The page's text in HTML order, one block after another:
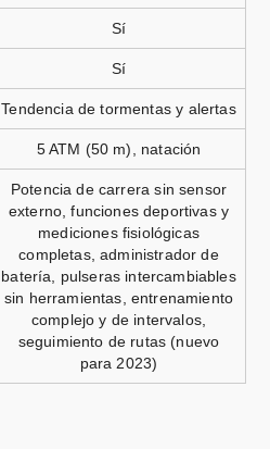
Sí
Sí
Tendencia de tormentas y alertas
5 ATM (50 m), natación
Potencia de carrera sin sensor
externo, funciones deportivas y
mediciones fisiológicas
completas, administrador de
batería, pulseras intercambiables
sin herramientas, entrenamiento
complejo y de intervalos,
seguimiento de rutas (nuevo
para 2023)